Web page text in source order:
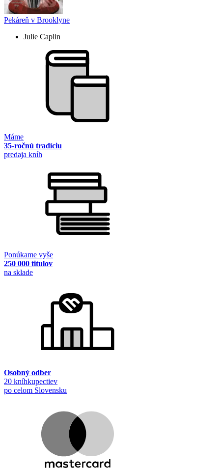
Pekáreň v Brooklyne
Julie Caplin
Máme
35-ročnú tradíciu
predaja kníh
Ponúkame vyše
250 000 titulov
na sklade
Osobný odber
20 kníhkupectiev
po celom Slovensku